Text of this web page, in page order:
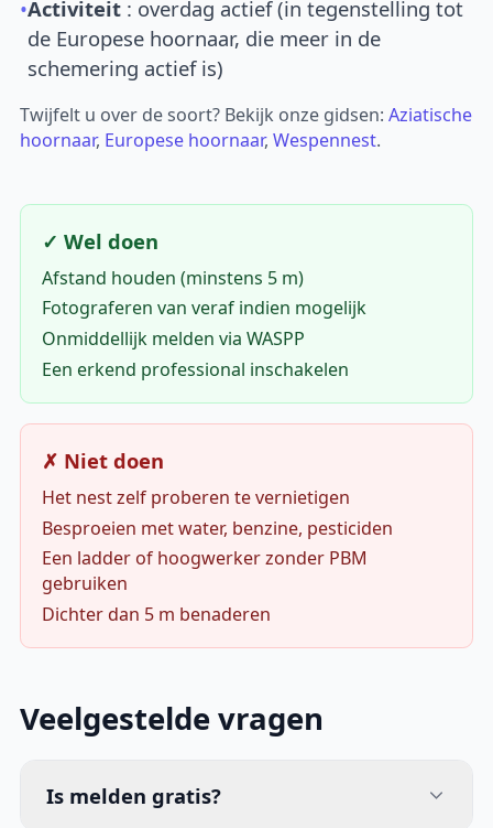
•Activiteit : overdag actief (in tegenstelling tot
de Europese hoornaar, die meer in de
schemering actief is)
Twijfelt u over de soort? Bekijk onze gidsen:Aziatische
hoornaar, Europese hoornaar,Wespennest.
✓ Wel doen
Afstand houden (minstens 5 m)
Fotograferen van veraf indien mogelijk
Onmiddellijk melden via WASPP
Een erkend professional inschakelen
✗ Niet doen
Het nest zelf proberen te vernietigen
Besproeien met water, benzine, pesticiden
Een ladder of hoogwerker zonder PBM
gebruiken
Dichter dan 5 m benaderen
Veelgestelde vragen
Is melden gratis?